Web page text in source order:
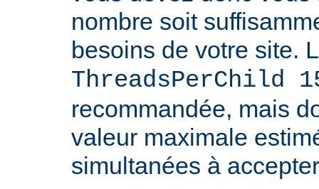
nombre soit
besoins de votre site.
ThreadsPerChild
recommandée, mais
valeur maximale
simultanées à